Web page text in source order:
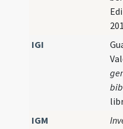
IGI
IGM